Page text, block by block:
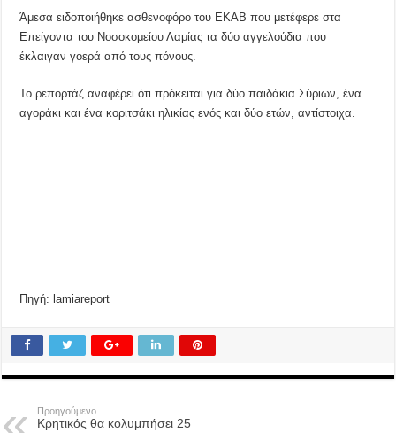
Άμεσα ειδοποιήθηκε ασθενοφόρο του ΕΚΑΒ που μετέφερε στα
Επείγοντα του Νοσοκομείου Λαμίας τα δύο αγγελούδια που
έκλαιγαν γοερά από τους πόνους.
Το ρεπορτάζ αναφέρει ότι πρόκειται για δύο παιδάκια Σύριων, ένα
αγοράκι και ένα κοριτσάκι ηλικίας ενός και δύο ετών, αντίστοιχα.
Πηγή: lamiareport
Προηγούμενο
Κρητικός θα κολυμπήσει 25